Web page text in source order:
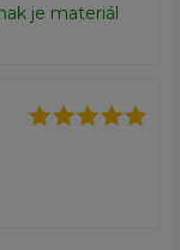
je materiál